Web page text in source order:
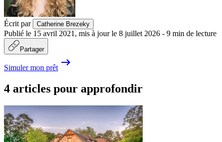
Écrit par Catherine Brezeky
Publié le 15 avril 2021 , mis à jour le 8 juillet 2026 - 9 min de lecture
Partager
Simuler mon prêt
4 articles pour approfondir